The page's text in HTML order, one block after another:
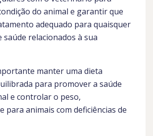
do animal e garantir que
adequado para quaisquer
saúde relacionados à sua
manter uma dieta
para promover a saúde
e controlar o peso,
para animais com deficiências de